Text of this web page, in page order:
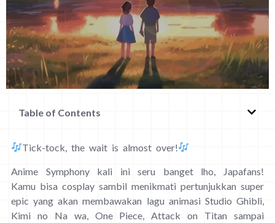
Table of Contents
Tick-tock, the wait is almost over!
Anime Symphony kali ini seru banget lho, Japafans!
Kamu bisa cosplay sambil menikmati pertunjukkan super
epic yang akan membawakan lagu animasi Studio Ghibli,
Kimi no Na wa, One Piece, Attack on Titan sampai